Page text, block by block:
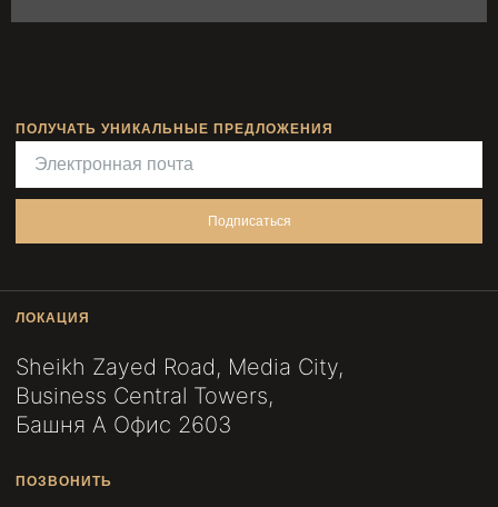
ПОЛУЧАТЬ УНИКАЛЬНЫЕ ПРЕДЛОЖЕНИЯ
Подписаться
ЛОКАЦИЯ
Sheikh Zayed Road, Media City,
Business Central Towers,
Башня A Офис 2603
ПОЗВОНИТЬ